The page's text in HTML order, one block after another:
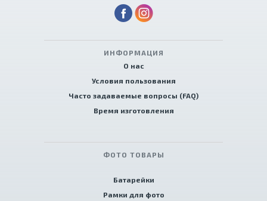
ИНФОРМАЦИЯ
О нас
Условия пользования
Часто задаваемые вопросы (FAQ)
Время изготовления
ФОТО ТОВАРЫ
Батарейки
Рамки для фото